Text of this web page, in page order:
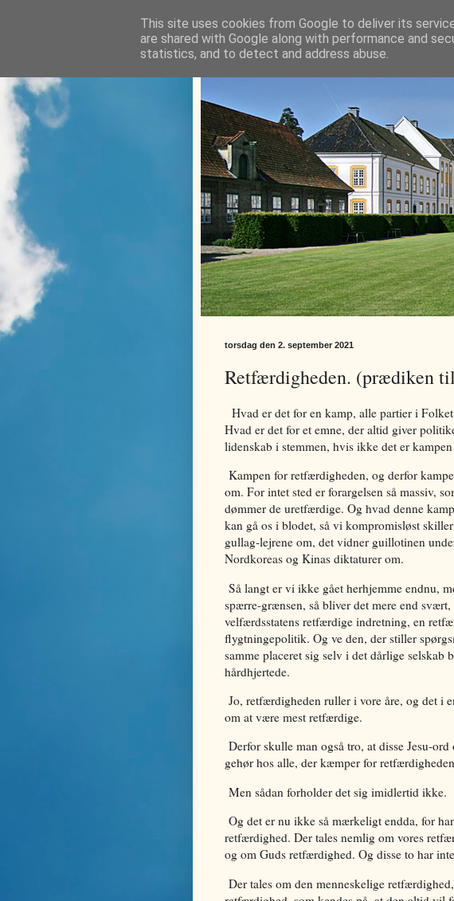
torsdag den 2. september 2021
Retfærdigheden. (prædiken
Hvad er det for en kamp, alle partier i
Hvad er det for et emne, der altid giver
lidenskab i stemmen, hvis ikke det er
Kampen for retfærdigheden, og derfor
om. For intet sted er forargelsen så massiv,
dømmer de uretfærdige. Og hvad denne
kan gå os i blodet, så vi kompromisløst
gullag-lejrene om, det vidner guillotinen
Nordkoreas og Kinas diktaturer om.
Så langt er vi ikke gået herhjemme endnu,
spærre-grænsen, så bliver det mere end
velfærdsstatens retfærdige indretning, en
flygtningepolitik. Og ve den, der stiller
samme placeret sig selv i det dårlige
hårdhjertede.
Jo, retfærdigheden ruller i vore åre, og det i
om at være mest retfærdige.
Derfor skulle man også tro, at disse Jesu-
gehør hos alle, der kæmper for
Men sådan forholder det sig imidlertid ikke.
Og det er nu ikke så mærkeligt endda, for
retfærdighed. Der tales nemlig om vores
og om Guds retfærdighed. Og disse to har
Der tales om den menneskelige
This site uses cookies from Google to deliver its
are shared with Google along with performance and
statistics, and to detect and address abuse.